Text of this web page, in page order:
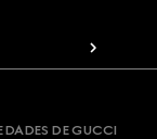
DE GUCCI